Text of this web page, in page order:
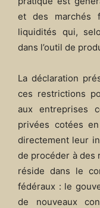
et des marchés
liquidités qui,
dans l’outil de
La déclaration
ces restrictions
aux entreprises
privées cotées
directement leur
de procéder à des
réside dans le
fédéraux : le
de nouveaux